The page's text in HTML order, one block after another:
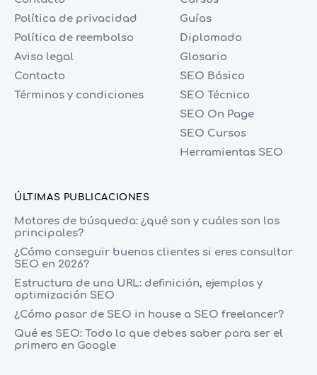
Política de privacidad
Política de reembolso
Aviso legal
Contacto
Términos y condiciones
Guías
Diplomado
Glosario
SEO Básico
SEO Técnico
SEO On Page
SEO Cursos
Herramientas SEO
ÚLTIMAS PUBLICACIONES
Motores de búsqueda: ¿qué son y cuáles son los
principales?
¿Cómo conseguir buenos clientes si eres consultor
SEO en 2026?
Estructura de una URL: definición, ejemplos y
optimización SEO
¿Cómo pasar de SEO in house a SEO freelancer?
Qué es SEO: Todo lo que debes saber para ser el
primero en Google